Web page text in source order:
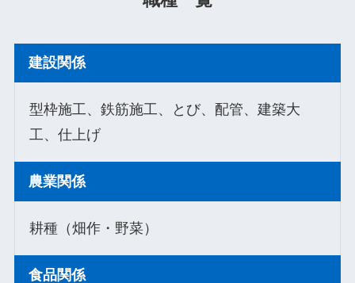
建設関係
型枠施工、鉄筋施工、とび、配管、建築大
工、仕上げ
農業関係
耕種（畑作・野菜）
食品関係